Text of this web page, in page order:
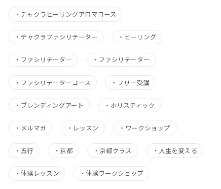
・ チャクラヒーリングアロマコース
・ チャクラファシリテーター ・ ヒーリング
・ ファシリテータ― ・ ファシリテーター
・ ファシリテーターコース ・ フリー受講
・ ブレンディングアート ・ ホリスティック
・ メルマガ ・ レッスン ・ ワークショップ
・ 五行 ・京都 ・京都クラス ・ 人生を変える
・ 体験レッスン ・体験ワークショップ